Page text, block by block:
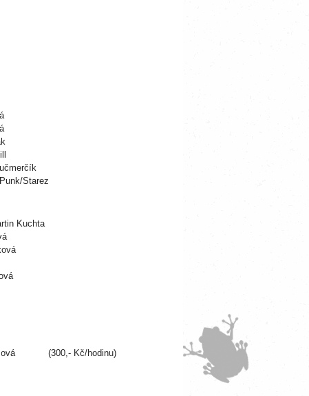
Starez
Kuchta
(300,- Kč/hodinu)